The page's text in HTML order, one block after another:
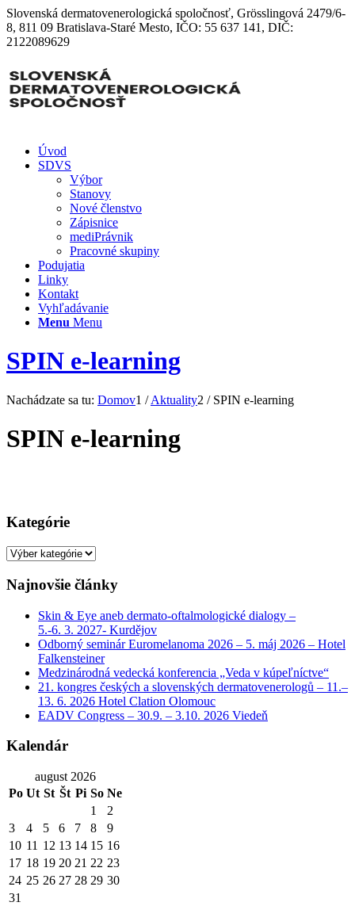
Slovenská dermatovenerologická spoločnosť, Grösslingová 2479/6-
8, 811 09 Bratislava-Staré Mesto, IČO: 55 637 141, DIČ:
2122089629
Úvod
SDVS
Výbor
Stanovy
Nové členstvo
Zápisnice
mediPrávnik
Pracovné skupiny
Podujatia
Linky
Kontakt
Vyhľadávanie
Menu Menu
SPIN e-learning
Nachádzate sa tu: Domov1 / Aktuality2 / SPIN e-learning
SPIN e-learning
Kategórie
Kategórie
Najnovšie články
Skin & Eye aneb dermato-oftalmologické dialogy –
5.-6. 3. 2027- Kurdějov
Odborný seminár Euromelanoma 2026 – 5. máj 2026 – Hotel
Falkensteiner
Medzinárodná vedecká konferencia „Veda v kúpeľníctve“
21. kongres českých a slovenských dermatovenerologů – 11.–
13. 6. 2026 Hotel Clation Olomouc
EADV Congress – 30.9. – 3.10. 2026 Viedeň
Kalendár
august 2026
Po Ut St Št Pi So Ne
1
2
3
4 5 6 7 8
9
10 11 12 13 14 15 16
17 18 19 20 21 22 23
24 25 26 27 28 29 30
31